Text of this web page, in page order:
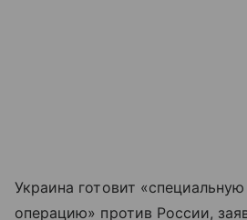
Украина готовит
операцию» против России,